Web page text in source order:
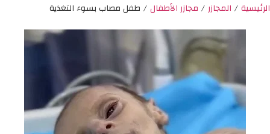
الرئيسية/ المجازر/ مجازر الأطفال/ طفل مصاب بسوء التغذية